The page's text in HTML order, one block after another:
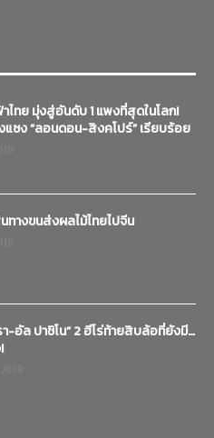
ไทย มุ่งสู่อันดับ 1 แพงที่สุดในโลก!
แซง “ลอนดอน-สิงคโปร์” เรียบร้อย
ทางขนส่งผลไม้ไทยไปจีน
า-อัล ปาชิโน” 2 ฮีโร่ท้ายสิบล้อที่ยังมี…